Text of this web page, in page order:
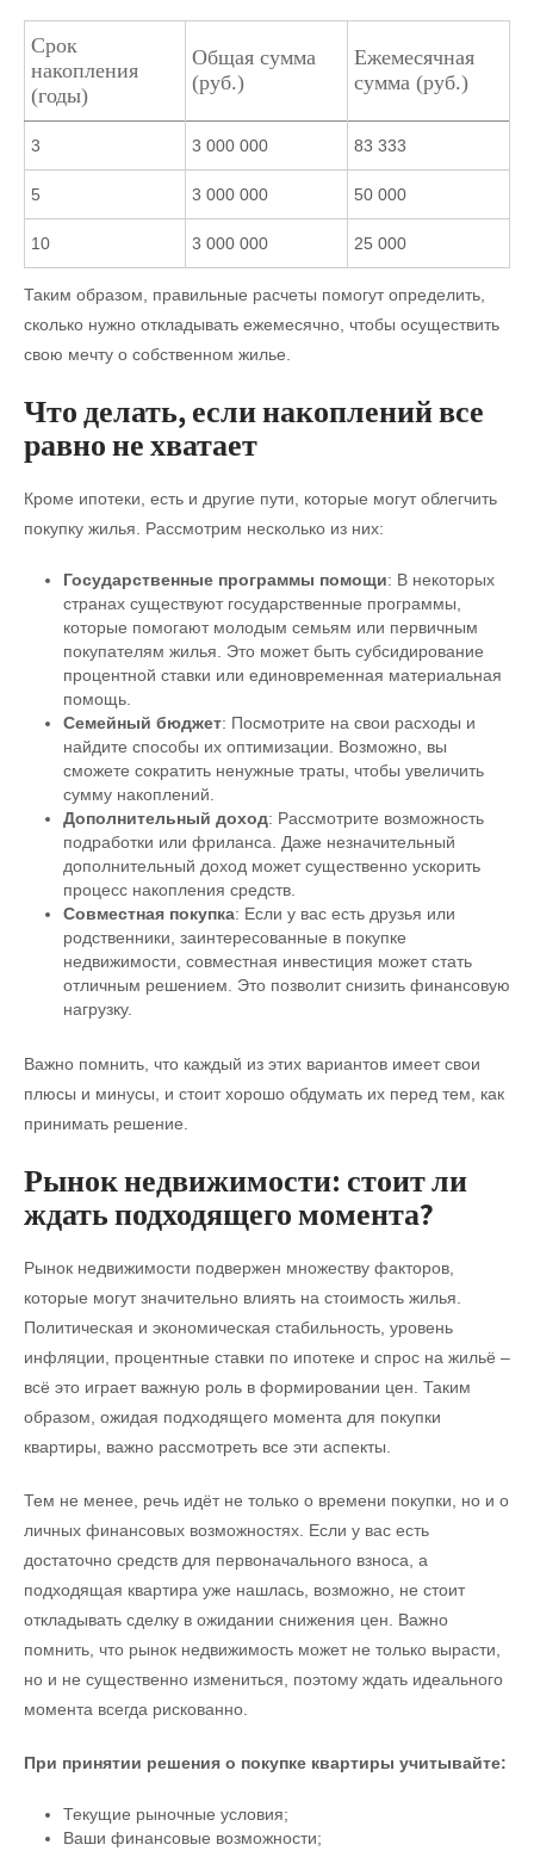
Срок
накопления
(годы)
Общая сумма
(руб.)
Ежемесячная
сумма (руб.)
3 3 000 000 83 333
5 3 000 000 50 000
10 3 000 000 25 000
Таким образом, правильные расчеты помогут определить,
сколько нужно откладывать ежемесячно, чтобы осуществить
свою мечту о собственном жилье.
Что делать, если накоплений все
равно не хватает
Кроме ипотеки, есть и другие пути, которые могут облегчить
покупку жилья. Рассмотрим несколько из них:
Государственные программы помощи: В некоторых
странах существуют государственные программы,
которые помогают молодым семьям или первичным
покупателям жилья. Это может быть субсидирование
процентной ставки или единовременная материальная
помощь.
Семейный бюджет: Посмотрите на свои расходы и
найдите способы их оптимизации. Возможно, вы
сможете сократить ненужные траты, чтобы увеличить
сумму накоплений.
Дополнительный доход: Рассмотрите возможность
подработки или фриланса. Даже незначительный
дополнительный доход может существенно ускорить
процесс накопления средств.
Совместная покупка: Если у вас есть друзья или
родственники, заинтересованные в покупке
недвижимости, совместная инвестиция может стать
отличным решением. Это позволит снизить финансовую
нагрузку.
Важно помнить, что каждый из этих вариантов имеет свои
плюсы и минусы, и стоит хорошо обдумать их перед тем, как
принимать решение.
Рынок недвижимости: стоит ли
ждать подходящего момента?
Рынок недвижимости подвержен множеству факторов,
которые могут значительно влиять на стоимость жилья.
Политическая и экономическая стабильность, уровень
инфляции, процентные ставки по ипотеке и спрос на жильё –
всё это играет важную роль в формировании цен. Таким
образом, ожидая подходящего момента для покупки
квартиры, важно рассмотреть все эти аспекты.
Тем не менее, речь идёт не только о времени покупки, но и о
личных финансовых возможностях. Если у вас есть
достаточно средств для первоначального взноса, а
подходящая квартира уже нашлась, возможно, не стоит
откладывать сделку в ожидании снижения цен. Важно
помнить, что рынок недвижимость может не только вырасти,
но и не существенно измениться, поэтому ждать идеального
момента всегда рискованно.
При принятии решения о покупке квартиры учитывайте:
Текущие рыночные условия;
Ваши финансовые возможности;